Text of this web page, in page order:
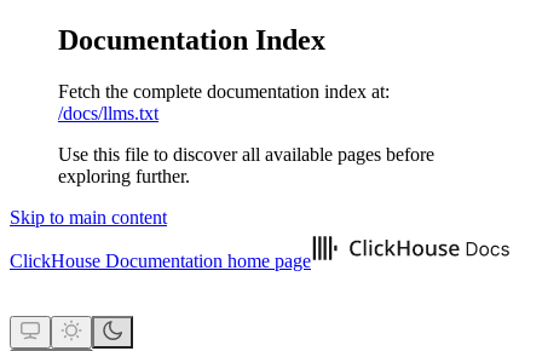
Documentation Index
Fetch the complete documentation index at:
/docs/llms.txt
Use this file to discover all available pages before
exploring further.
Skip to main content
ClickHouse Documentation home page